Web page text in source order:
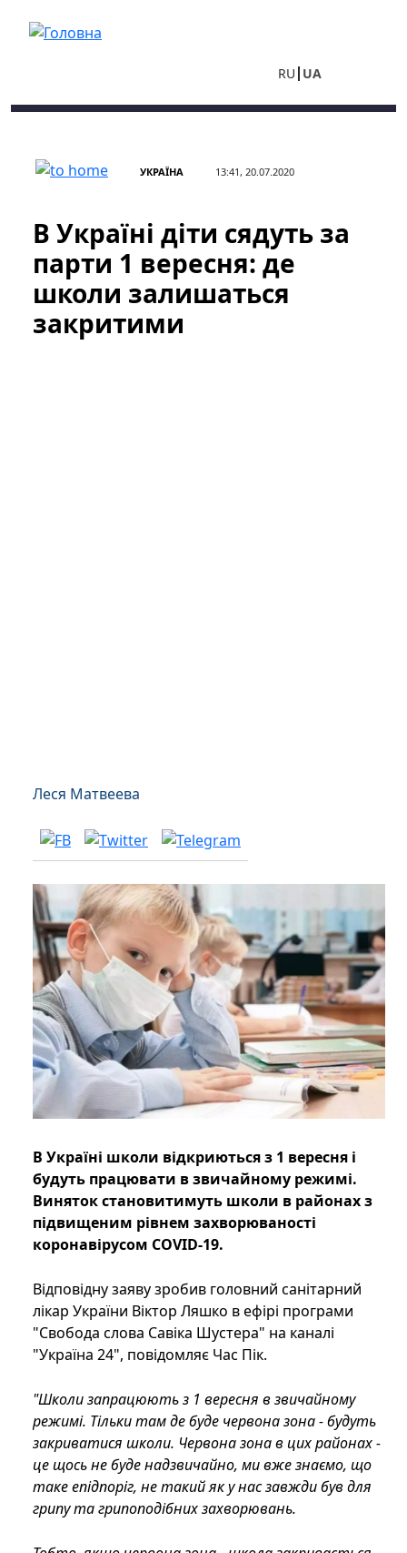
RU UA
УКРАЇНА 13:41, 20.07.2020
В Україні діти сядуть за
парти 1 вересня: де
школи залишаться
закритими
Леся Матвеева
В Україні школи відкриються з 1 вересня і
будуть працювати в звичайному режимі.
Виняток становитимуть школи в районах з
підвищеним рівнем захворюваності
коронавірусом COVID-19.
Відповідну заяву зробив головний санітарний
лікар України Віктор Ляшко в ефірі програми
"Свобода слова Савіка Шустера" на каналі
"Україна 24", повідомляє Час Пік.
"Школи запрацюють з 1 вересня в звичайному
режимі. Тільки там де буде червона зона - будуть
закриватися школи. Червона зона в цих районах -
це щось не буде надзвичайно, ми вже знаємо, що
таке епідпоріг, не такий як у нас завжди був для
грипу та грипоподібних захворювань.